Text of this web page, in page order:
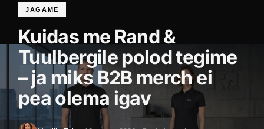
JAGAME
Kuidas me Rand &
Tuulbergile polod tegime
– ja miks B2B merch ei
pea olema igav